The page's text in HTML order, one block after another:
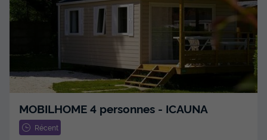
MOBILHOME 4 personnes - ICAUNA
Récent